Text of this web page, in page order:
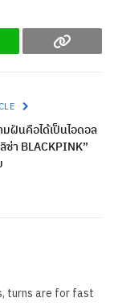
Copy
ฝันคือได้เป็นไอดอล
ซ่า BLACKPINK”
turns are for fast